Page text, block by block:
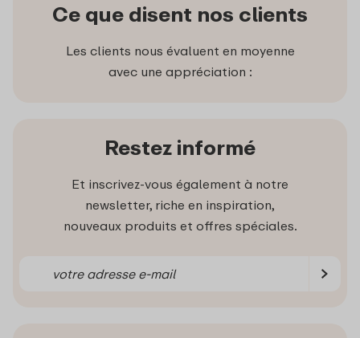
Ce que disent nos clients
Les clients nous évaluent en moyenne
avec une appréciation :
Restez informé
Et inscrivez-vous également à notre
newsletter, riche en inspiration,
nouveaux produits et offres spéciales.